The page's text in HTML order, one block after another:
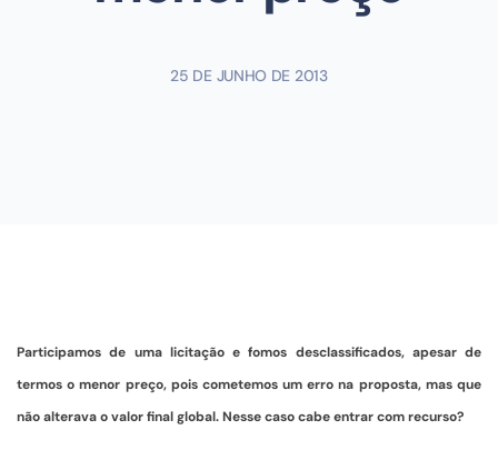
25 DE JUNHO DE 2013
Participamos de uma licitação e fomos desclassificados, apesar de
termos o menor preço, pois cometemos um erro na proposta, mas que
não alterava o valor final global. Nesse caso cabe entrar com recurso?